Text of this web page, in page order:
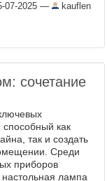
07-2025 — kauflen
сочетание
способный как
так и создать
Среди
приборов
лампа